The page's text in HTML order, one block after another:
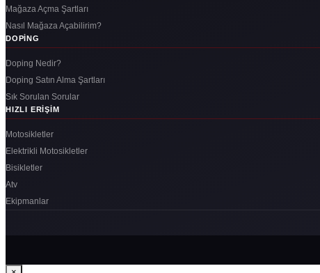
Mağaza Açma Şartları
Nasıl Mağaza Açabilirim?
DOPING
Doping Nedir?
Doping Satın Alma Şartları
Sık Sorulan Sorular
HIZLI ERIŞIM
Motosikletler
Elektrikli Motosikletler
Bisikletler
Atv
Ekipmanlar